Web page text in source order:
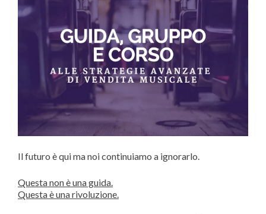
Il futuro è qui ma noi continuiamo a ignorarlo.
Questa non è una guida.
Questa è una rivoluzione.